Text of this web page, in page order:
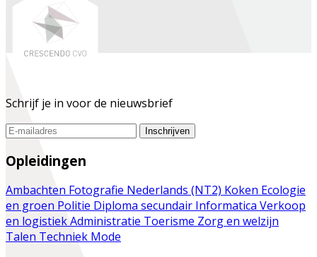
Schrijf je in voor de nieuwsbrief
Inschrijven
Opleidingen
Ambachten Fotografie Nederlands (NT2) Koken Ecologie
en groen Politie Diploma secundair Informatica Verkoop
en logistiekAdministratie Toerisme Zorg en welzijn
Talen Techniek Mode